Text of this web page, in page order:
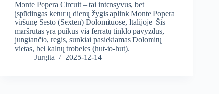
Monte Popera Circuit – tai intensyvus, bet
įspūdingas keturių dienų žygis aplink Monte Popera
viršūnę Sesto (Sexten) Dolomituose, Italijoje. Šis
maršrutas yra puikus via ferratų tinklo pavyzdus,
jungiančio, regis, sunkiai pasiekiamas Dolomitų
vietas, bei kalnų trobeles (hut-to-hut).
Jurgita
2025-12-14